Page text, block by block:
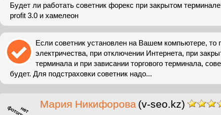
Будет ли работать советник форекс при закрытом
profit 3.0 и хамелеон
Если советник установлен на Вашем компьютере, то
электричества, при отключении Интернета, при
терминала и при зависании торгового терминала,
будет. Для подстраховки советник надо...
Мария Никифорова (v-seo.kz)